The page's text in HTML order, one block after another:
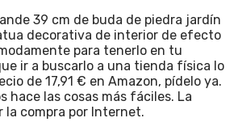
39 cm de buda de piedra jardín
decorativa de interior de efecto
para tenerlo en tu
ir a buscarlo a una tienda física lo
de 17,91 € en Amazon, pídelo ya.
hace las cosas más fáciles. La
la compra por Internet.